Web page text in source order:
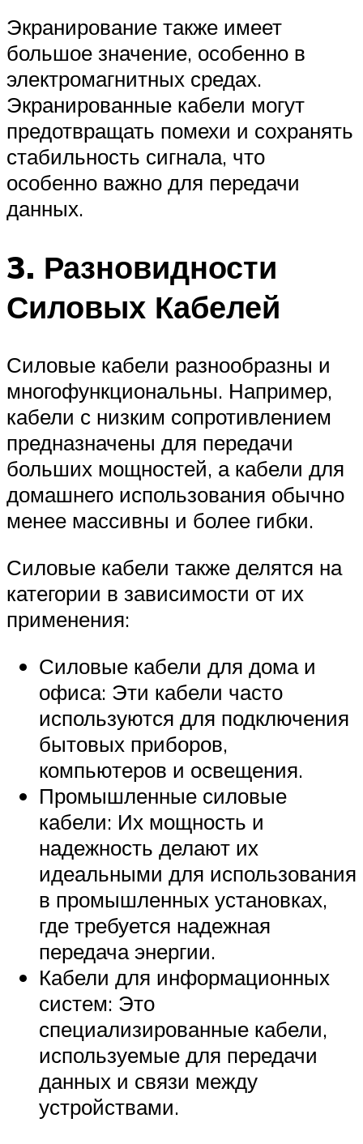
Экранирование также имеет
большое значение, особенно в
электромагнитных средах.
Экранированные кабели могут
предотвращать помехи и сохранять
стабильность сигнала, что
особенно важно для передачи
данных.
3. Разновидности
Силовых Кабелей
Силовые кабели разнообразны и
многофункциональны. Например,
кабели с низким сопротивлением
предназначены для передачи
больших мощностей, а кабели для
домашнего использования обычно
менее массивны и более гибки.
Силовые кабели также делятся на
категории в зависимости от их
применения:
Силовые кабели для дома и
офиса: Эти кабели часто
используются для подключения
бытовых приборов,
компьютеров и освещения.
Промышленные силовые
кабели: Их мощность и
надежность делают их
идеальными для использования
в промышленных установках,
где требуется надежная
передача энергии.
Кабели для информационных
систем: Это
специализированные кабели,
используемые для передачи
данных и связи между
устройствами.